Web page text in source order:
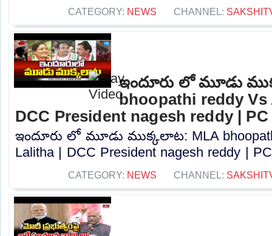
CATEGORY: NEWS CHANNEL:
ఇందూరు లో మూడు
bhoopathi reddy Vs
DCC President nagesh reddy | PC
ఇందూరు లో మూడు ముక్కలాట: MLA
Lalitha | DCC President nagesh reddy |
CATEGORY: NEWS CHANNEL: